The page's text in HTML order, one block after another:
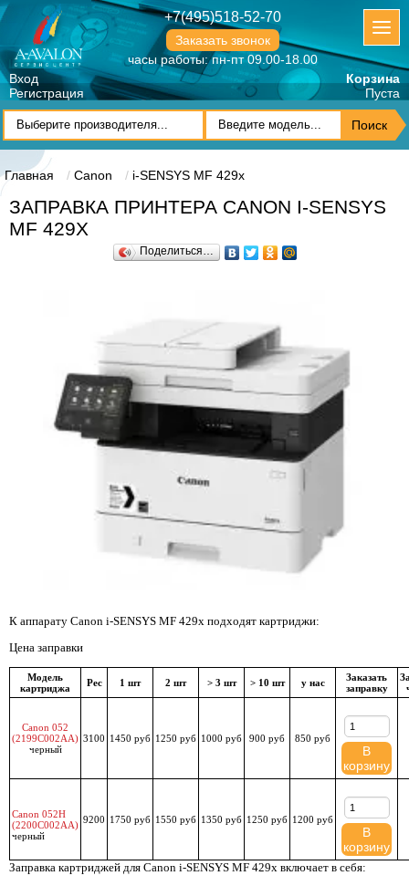
+7(495)518-52-70
Заказать звонок
часы работы: пн-пт 09.00-18.00
Вход
Регистрация
Корзина
Пуста
Главная Canon i-SENSYS MF 429x
ЗАПРАВКА ПРИНТЕРА CANON I-SENSYS
MF 429X
Поделиться…
К аппарату Canon i-SENSYS MF 429x подходят картриджи:
Цена заправки
Модель
картриджа
Рес 1 шт 2 шт > 3 шт > 10 шт у нас
Заказать
заправку
Canon 052
(2199C002AA)
черный
3100 1450 руб 1250 руб 1000 руб 900 руб 850 руб
В
корзину
Canon 052H
(2200C002AA)
черный
9200 1750 руб 1550 руб 1350 руб 1250 руб 1200 руб
В
корзину
Заправка картриджей для Canon i-SENSYS MF 429x включает в себя: